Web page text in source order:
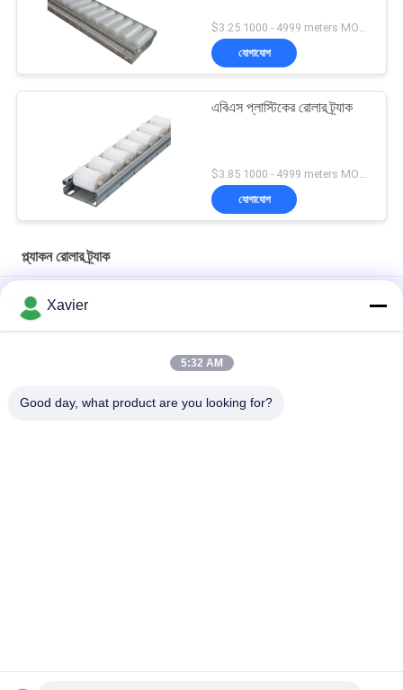
$3.25 1000 - 4999 meters MOQ:1000M
যোগাযোগ
এবিএস প্লাস্টিকের রোলার ট্র্যাক
$3.85 1000 - 4999 meters MOQ:1000M
যোগাযোগ
প্ল্যাকন রোলার ট্র্যাক
কোল্ড ঝালাই প্লাস্টিক রোলার ট্র্যাক স্টেইনলেস স্টীল প্লেট রাক সিস্টেমের জন্য প্লেট
এক্সট্রুশনXavier
5:32 AM
Good day, what product are you looking for?